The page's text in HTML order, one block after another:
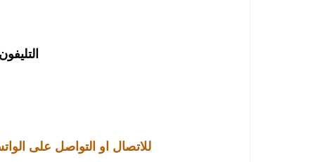
التليفون :
للاتصال او التواصل على